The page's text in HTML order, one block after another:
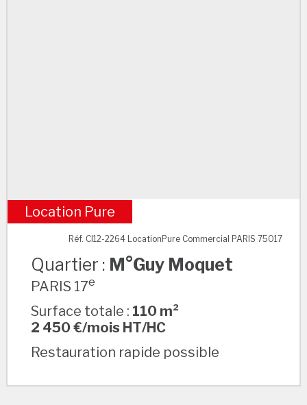
M°Guy Moquet
Location Pure
Réf. CI12-2264 LocationPure Commercial PARIS 75017
Quartier : M°Guy Moquet
PARIS 17e
Surface totale : 110 m²
2 450 €/mois HT/HC
Restauration rapide possible